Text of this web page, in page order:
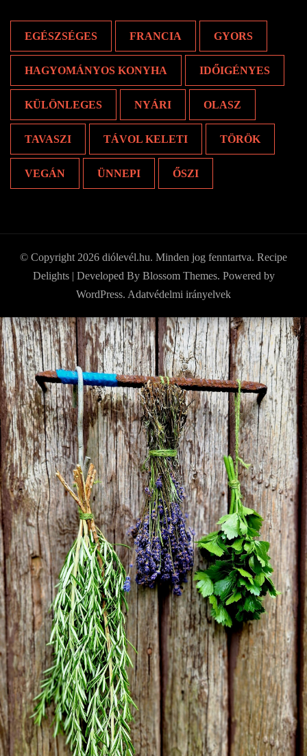
EGÉSZSÉGES FRANCIA GYORS
HAGYOMÁNYOS KONYHA IDŐIGÉNYES
KÜLÖNLEGES NYÁRI OLASZ
TAVASZI TÁVOL KELETI TÖRÖK
VEGÁN ÜNNEPI ŐSZI
© Copyright 2026 diólevél.hu. Minden jog fenntartva. Recipe
Delights | Developed By Blossom Themes. Powered by
WordPress. Adatvédelmi irányelvek